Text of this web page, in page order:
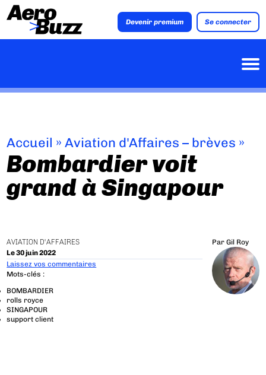
Devenir premium Se connecter
Accueil »Aviation d'Affaires – brèves »
Bombardier voit
grand à Singapour
AVIATION D'AFFAIRES
Le 30 juin 2022
Par Gil Roy
Laissez vos commentaires
Mots-clés :
BOMBARDIER
rolls royce
SINGAPOUR
support client